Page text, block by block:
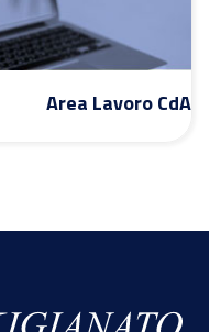
Area Lavoro CdA